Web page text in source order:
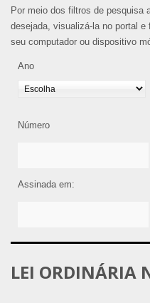
Por meio dos filtros de pesquisa
desejada, visualizá-la no portal e
seu computador ou dispositivo
Ano
Número
Assinada em:
LEI ORDINÁRIA